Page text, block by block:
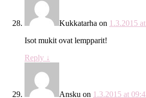
Kukkatarha on 1.3.2015
Isot mukit ovat lempparit!
Reply ↓
Ansku on 1.3.2015 at